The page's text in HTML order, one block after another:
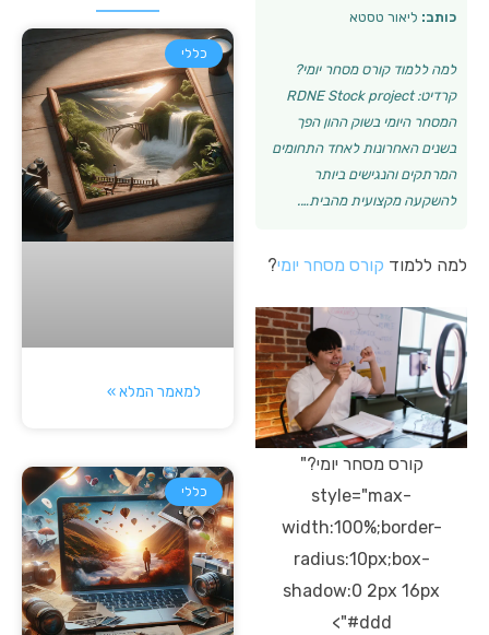
כותב: ליאור טסטא
למה ללמוד קורס מסחר יומי?
קרדיט: RDNE Stock project
המסחר היומי בשוק ההון הפך
בשנים האחרונות לאחד התחומים
המרתקים והנגישים ביותר
להשקעה מקצועית מהבית….
למה ללמוד קורס מסחר יומי?
קורס מסחר יומי?"
style="max-
width:100%;border-
radius:10px;box-
shadow:0 2px 16px
#ddd">
כללי
למאמר המלא »
כללי